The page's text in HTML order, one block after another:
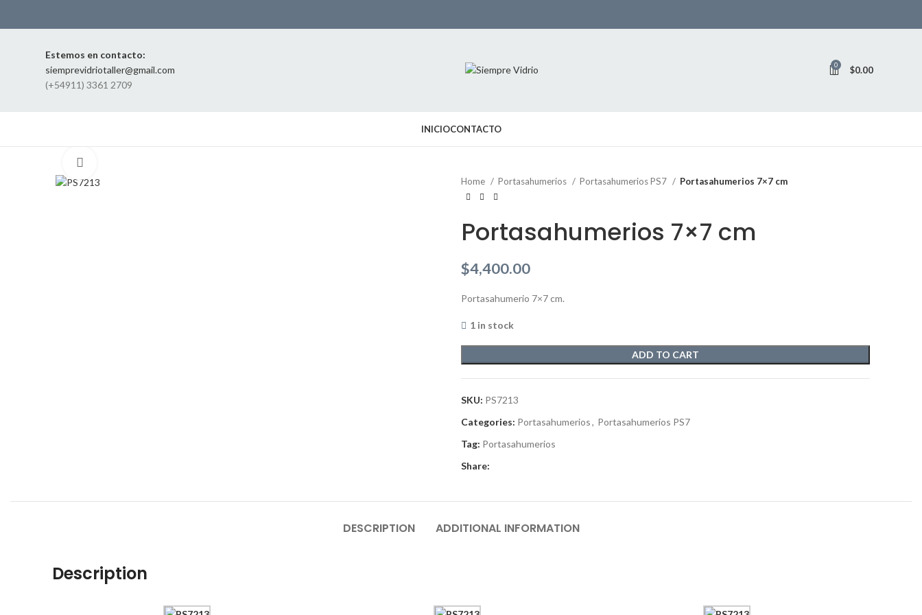
Estemos en contacto:
siemprevidriotaller@gmail.com
(+54911) 3361 2709
0 $0.00
INICIOCONTACTO
Home Portasahumerios Portasahumerios PS7 Portasahumerios 7×7 cm
Portasahumerios 7×7 cm
$4,400.00
Portasahumerio 7×7 cm.
1 in stock
ADD TO CART
SKU: PS7213
Categories: Portasahumerios, Portasahumerios PS7
Tag: Portasahumerios
Share:
DESCRIPTION ADDITIONAL INFORMATION
Description